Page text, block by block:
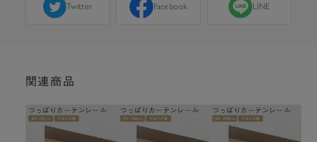
Twitter Facebook LINE
関連商品